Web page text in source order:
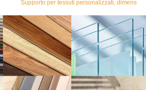
Supporto per tessuti personalizzati,